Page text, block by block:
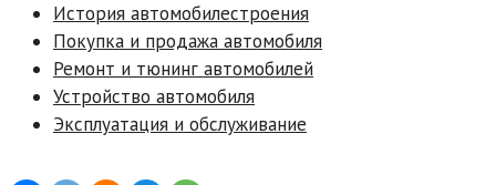
История автомобилестроения
Покупка и продажа автомобиля
Ремонт и тюнинг автомобилей
Устройство автомобиля
Эксплуатация и обслуживание